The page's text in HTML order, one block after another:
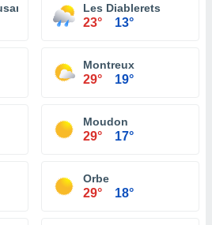
Les Diablerets
23° 13°
Montreux
29° 19°
Moudon
29° 17°
Orbe
29° 18°